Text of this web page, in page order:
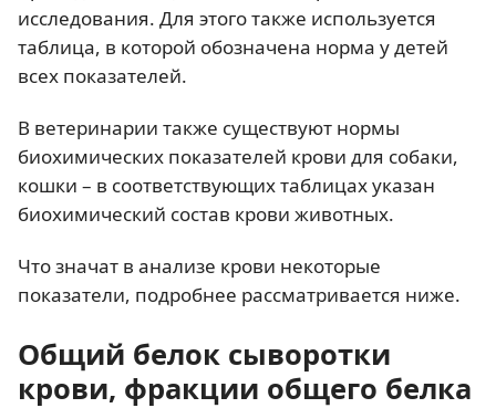
исследования. Для этого также используется
таблица, в которой обозначена норма у детей
всех показателей.
В ветеринарии также существуют нормы
биохимических показателей крови для собаки,
кошки – в соответствующих таблицах указан
биохимический состав крови животных.
Что значат в анализе крови некоторые
показатели, подробнее рассматривается ниже.
Общий белок сыворотки
крови, фракции общего белка